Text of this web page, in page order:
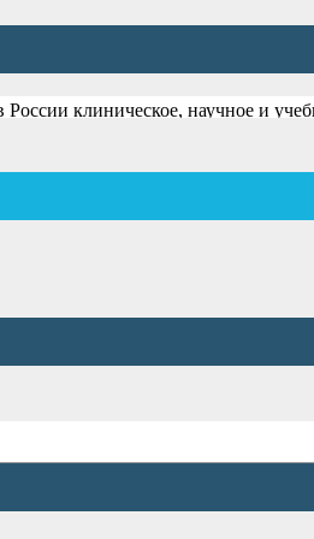
клиническое, научное и